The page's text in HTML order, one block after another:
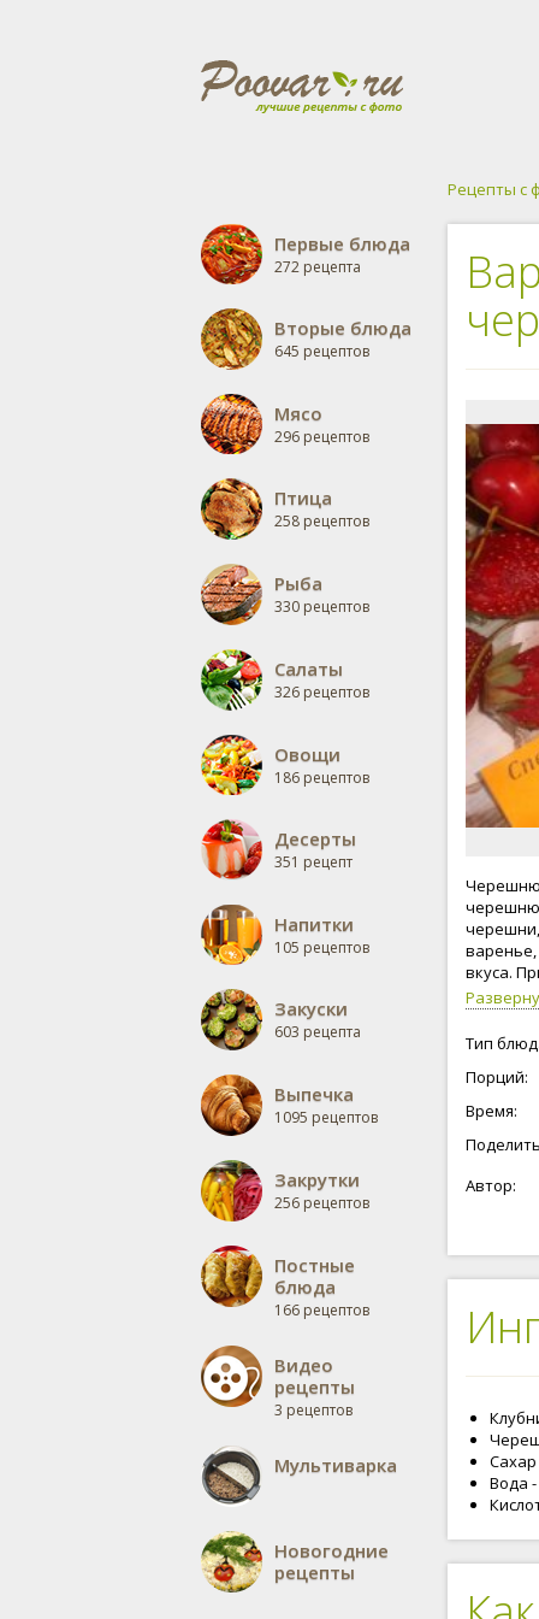
Первые блюда
272 рецепта
Вторые блюда
645 рецептов
Мясо
296 рецептов
Птица
258 рецептов
Рыба
330 рецептов
Салаты
326 рецептов
Овощи
186 рецептов
Десерты
351 рецепт
Напитки
105 рецептов
Закуски
603 рецепта
Выпечка
1095 рецептов
Закрутки
256 рецептов
Постные
блюда
166 рецептов
Видео
рецепты
3 рецептов
Мультиварка
Новогодние
рецепты
Рецепты с
Черешню
черешню
варенье,
вкуса.
Тип
Порций:
Время:
Автор:
Сахар
Вода -